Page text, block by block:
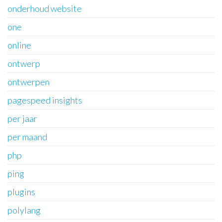
onderhoud website
one
online
ontwerp
ontwerpen
pagespeed insights
per jaar
per maand
php
ping
plugins
polylang